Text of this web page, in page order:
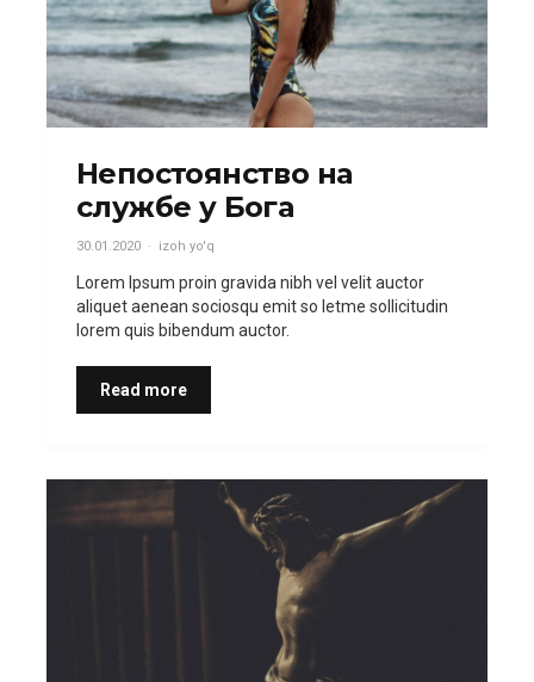
Непостоянство на
службе у Бога
30.01.2020 izoh yo'q
Lorem Ipsum proin gravida nibh vel velit auctor
aliquet aenean sociosqu emit so letme sollicitudin
lorem quis bibendum auctor.
Read more